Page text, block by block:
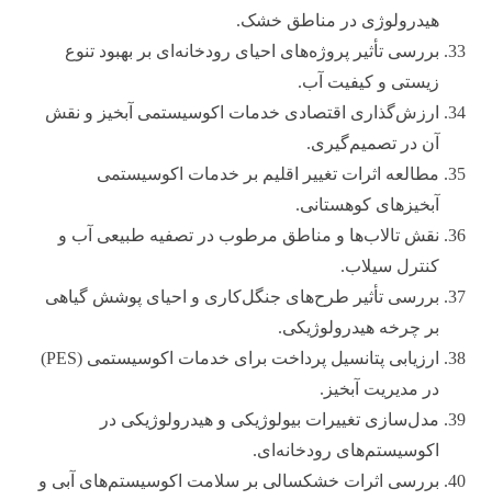
هیدرولوژی در مناطق خشک.
بررسی تأثیر پروژه‌های احیای رودخانه‌ای بر بهبود تنوع
زیستی و کیفیت آب.
ارزش‌گذاری اقتصادی خدمات اکوسیستمی آبخیز و نقش
آن در تصمیم‌گیری.
مطالعه اثرات تغییر اقلیم بر خدمات اکوسیستمی
آبخیزهای کوهستانی.
نقش تالاب‌ها و مناطق مرطوب در تصفیه طبیعی آب و
کنترل سیلاب.
بررسی تأثیر طرح‌های جنگل‌کاری و احیای پوشش گیاهی
بر چرخه هیدرولوژیکی.
ارزیابی پتانسیل پرداخت برای خدمات اکوسیستمی (PES)
در مدیریت آبخیز.
مدل‌سازی تغییرات بیولوژیکی و هیدرولوژیکی در
اکوسیستم‌های رودخانه‌ای.
بررسی اثرات خشکسالی بر سلامت اکوسیستم‌های آبی و